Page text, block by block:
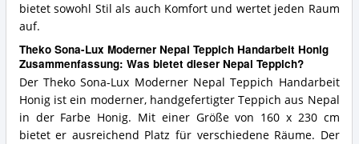
bietet sowohl Stil als auch Komfort und wertet jeden Raum
auf.
Theko Sona-Lux Moderner Nepal Teppich Handarbeit Honig
Zusammenfassung: Was bietet dieser Nepal Teppich?
Der Theko Sona-Lux Moderner Nepal Teppich Handarbeit
Honig ist ein moderner, handgefertigter Teppich aus Nepal
in der Farbe Honig. Mit einer Größe von 160 x 230 cm
bietet er ausreichend Platz für verschiedene Räume. Der